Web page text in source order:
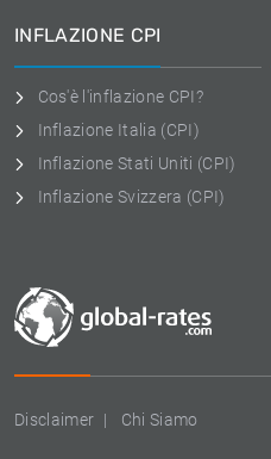
Disclaimer Chi Siamo
INFLAZIONE CPI
Cos'è l'inflazione CPI?
Inflazione Italia (CPI)
Inflazione Stati Uniti (CPI)
Inflazione Svizzera (CPI)